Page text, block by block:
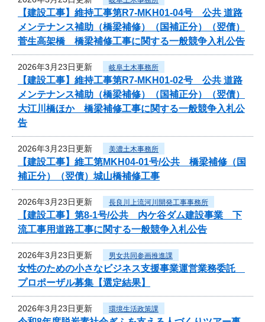
【建設工事】維持工事第R7-MKH01-04号 公共 道路
メンテナンス補助（橋梁補修）（国補正分）（翌債）
菅生高架橋 橋梁補修工事に関する一般競争入札公告
2026年3月23日更新 岐阜土木事務所
【建設工事】維持工事第R7-MKH01-02号 公共 道路
メンテナンス補助（橋梁補修）（国補正分）（翌債）
大江川橋ほか 橋梁補修工事に関する一般競争入札公
告
2026年3月23日更新 美濃土木事務所
【建設工事】維工第MKH04-01号/公共 橋梁補修（国
補正分）（翌債）城山橋補修工事
2026年3月23日更新 長良川上流河川開発工事事務所
【建設工事】第8-1号/公共 内ケ谷ダム建設事業 下
流工事用道路工事に関する一般競争入札公告
2026年3月23日更新 男女共同参画推進課
女性のための小さなビジネス支援事業運営業務委託
プロポーザル募集【選定結果】
2026年3月23日更新 環境生活政策課